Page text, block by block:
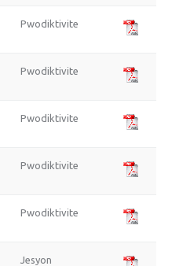
Pwodiktivite
Pwodiktivite
Pwodiktivite
Pwodiktivite
Pwodiktivite
Jesyon